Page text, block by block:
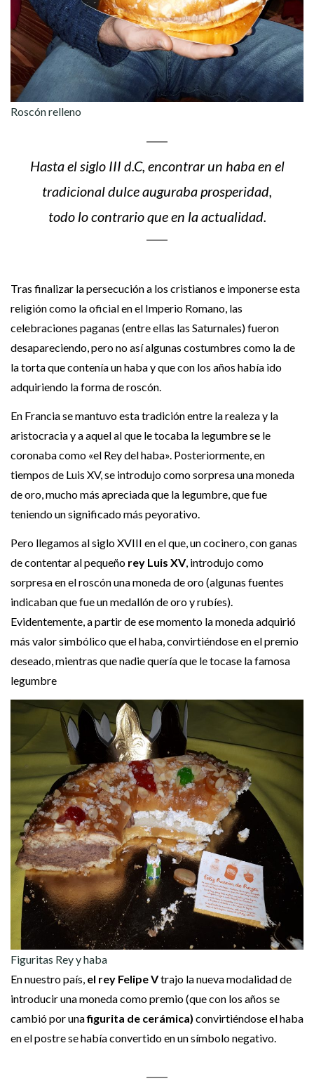
Roscón relleno
Hasta el siglo III d.C, encontrar un haba en el
tradicional dulce auguraba prosperidad,
todo lo contrario que en la actualidad.
Tras finalizar la persecución a los cristianos e imponerse esta
religión como la oficial en el Imperio Romano, las
celebraciones paganas (entre ellas las Saturnales) fueron
desapareciendo, pero no así algunas costumbres como la de
la torta que contenía un haba y que con los años había ido
adquiriendo la forma de roscón.
En Francia se mantuvo esta tradición entre la realeza y la
aristocracia y a aquel al que le tocaba la legumbre se le
coronaba como «el Rey del haba». Posteriormente, en
tiempos de Luis XV, se introdujo como sorpresa una moneda
de oro, mucho más apreciada que la legumbre, que fue
teniendo un significado más peyorativo.
Pero llegamos al siglo XVIII en el que, un cocinero, con ganas
de contentar al pequeño rey Luis XV, introdujo como
sorpresa en el roscón una moneda de oro (algunas fuentes
indicaban que fue un medallón de oro y rubíes).
Evidentemente, a partir de ese momento la moneda adquirió
más valor simbólico que el haba, convirtiéndose en el premio
deseado, mientras que nadie quería que le tocase la famosa
legumbre
Figuritas Rey y haba
En nuestro país, el rey Felipe Vtrajo la nueva modalidad de
introducir una moneda como premio (que con los años se
cambió por unafigurita de cerámica) convirtiéndose el haba
en el postre se había convertido en un símbolo negativo.